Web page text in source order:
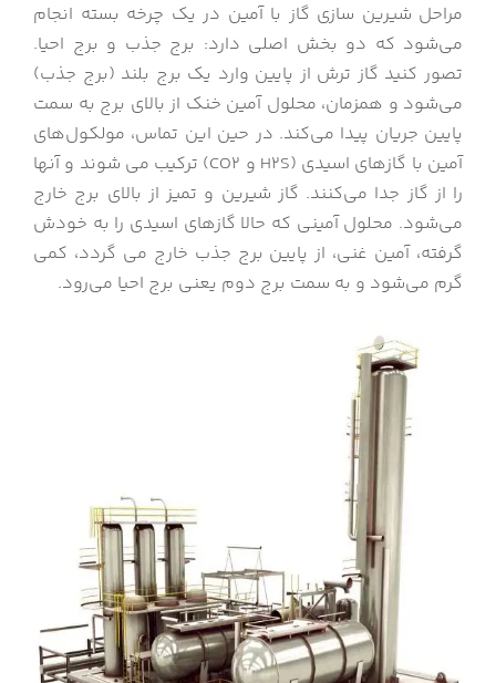
مراحل شیرین سازی گاز با آمین در یک چرخه بسته انجام
می‌شود که دو بخش اصلی دارد: برج جذب و برج احیا.
تصور کنید گاز ترش از پایین وارد یک برج بلند (برج جذب)
می‌شود و همزمان، محلول آمین خنک از بالای برج به سمت
پایین جریان پیدا می‌کند. در حین این تماس، مولکول‌های
آمین با گازهای اسیدی (H2S و CO2) ترکیب می شوند و آنها
را از گاز جدا می‌کنند. گاز شیرین و تمیز از بالای برج خارج
می‌شود. محلول آمینی که حالا گازهای اسیدی را به خودش
گرفته، آمین غنی، از پایین برج جذب خارج می گردد، کمی
گرم می‌شود و به سمت برج دوم یعنی برج احیا می‌رود.